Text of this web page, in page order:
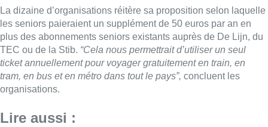
La dizaine d’organisations réitère sa proposition selon laquelle
les seniors paieraient un supplément de 50 euros par an en
plus des abonnements seniors existants auprès de De Lijn, du
TEC ou de la Stib. “Cela nous permettrait d’utiliser un seul
ticket annuellement pour voyager gratuitement en train, en
tram, en bus et en métro dans tout le pays”, concluent les
organisations.
Lire aussi :